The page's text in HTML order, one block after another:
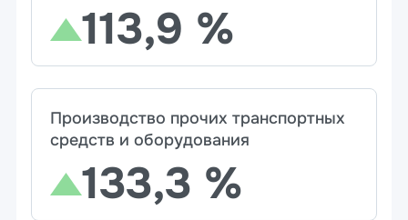
113,9 %
Производство прочих транспортных
средств и оборудования
133,3 %